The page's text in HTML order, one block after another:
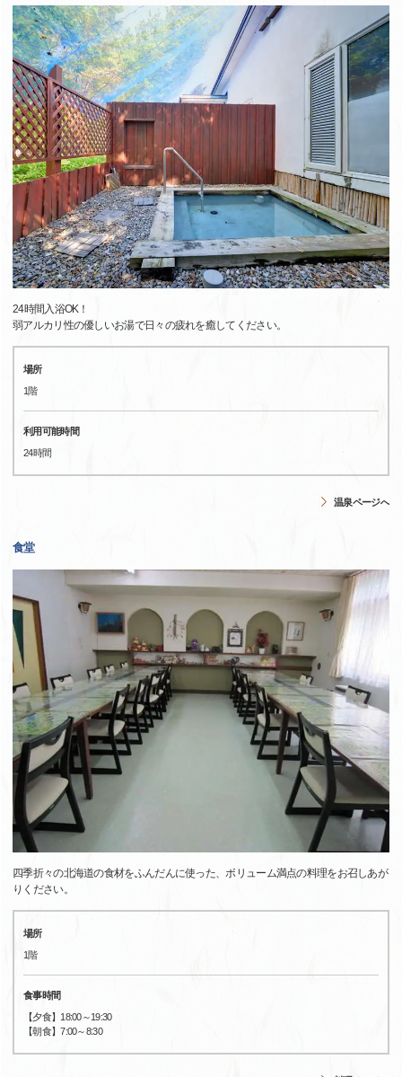
24時間入浴OK！
弱アルカリ性の優しいお湯で日々の疲れを癒してください。
場所
1階
利用可能時間
24時間
温泉ページへ
食堂
四季折々の北海道の食材をふんだんに使った、ボリューム満点の料理をお召しあが
りください。
場所
1階
食事時間
【夕食】18:00～19:30
【朝食】7:00～8:30